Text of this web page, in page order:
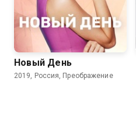
Новый День
2019, Россия, Преображение